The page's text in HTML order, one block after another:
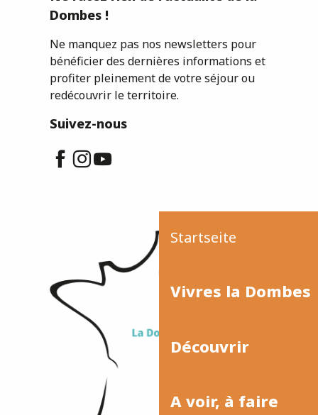
Startseite
Vivres la Dombes
Découvrir
A voir, à faire
Dombes !
Ne manquez pas nos newsletters pour
bénéficier des dernières informations et
profiter pleinement de votre séjour ou
redécouvrir le territoire.
Suivez-nous